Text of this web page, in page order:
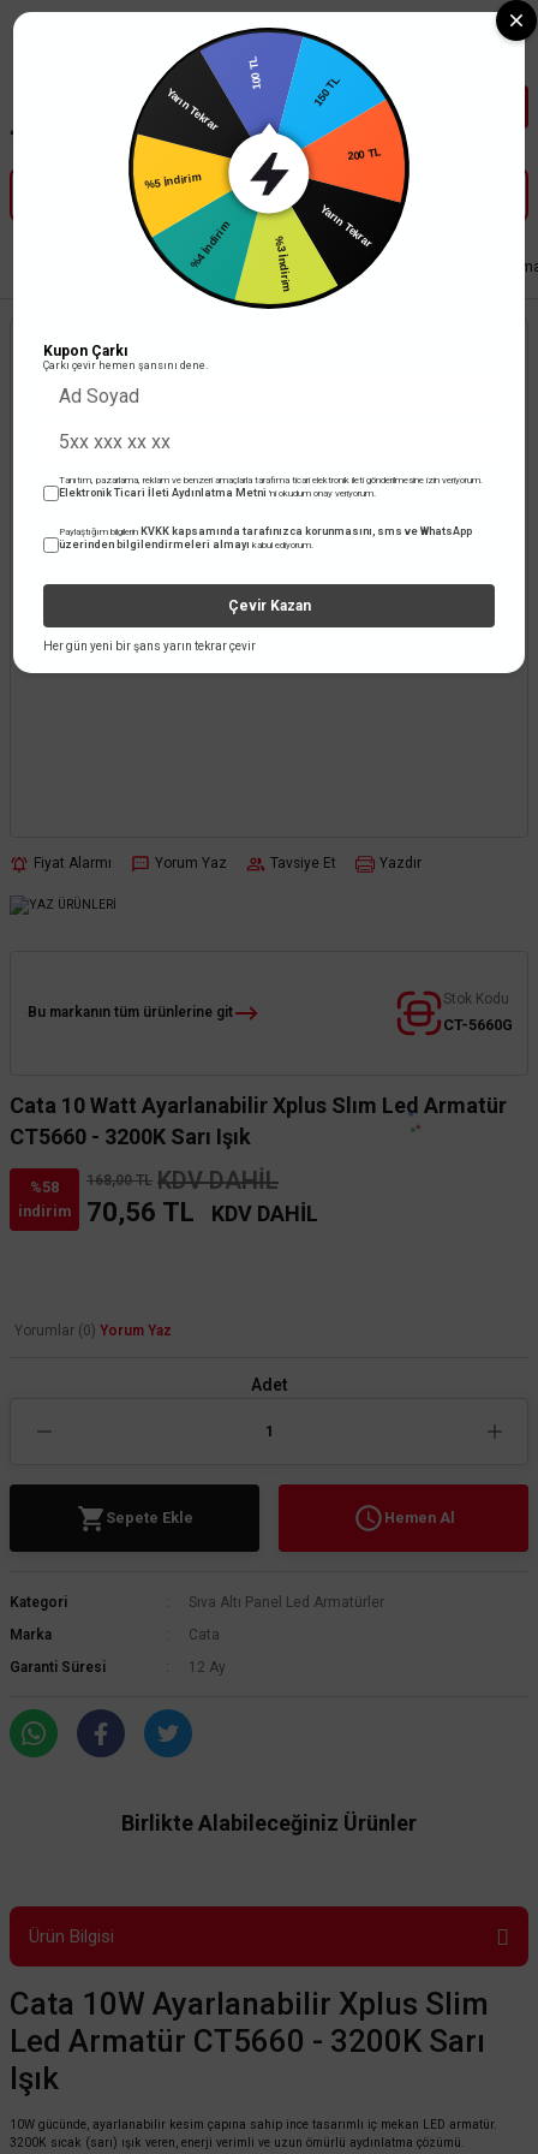
Tüm Banka Kartlarına Vade Farksız 3-5 Taksit Fırsatı Mailorder ile
Led Aydınlatma İç Mekan Aydınlatma Sıva Altı Panel Led
Fiyat Alarmı Yorum Yaz Tavsiye Et Yazdır
Bu markanın tüm ürünlerine git
Stok Kodu
CT-5660G
Cata 10 Watt Ayarlanabilir Xplus Slım Led Armatür
CT5660 - 3200K Sarı Işık
%58
indirim
168,00 TL KDV DAHİL
70,56 TL KDV DAHİL
Yorumlar (0) Yorum Yaz
Adet
Sepete Ekle Hemen Al
Kategori
Sıva Altı Panel Led Armatürler
Marka
Cata
Garanti Süresi
12 Ay
Birlikte Alabileceğiniz Ürünler
Ürün Bilgisi
Cata 10W Ayarlanabilir Xplus Slim
Led Armatür CT5660 - 3200K Sarı
Işık
10W gücünde, ayarlanabilir kesim çapına sahip ince tasarımlı iç mekan LED armatür.
3200K sıcak (sarı) ışık veren, enerji verimli ve uzun ömürlü aydınlatma çözümü.
100 TL 150 TL
200 TL
Yarın Tekrar
%3 İndirim
%4 İndirim
%5 İndirim
Yarın Tekrar
Kupon Çarkı
Çarkı çevir hemen şansını dene.
Tanıtım, pazarlama, reklam ve benzeri amaçlarla tarafıma ticari elektronik ileti gönderilmesine izin veriyorum.
Elektronik Ticari İleti Aydınlatma Metni 'ni okudum onay veriyorum.
Paylaştığım bilgilerin KVKK kapsamında tarafınızca korunmasını, sms ve WhatsApp
üzerinden bilgilendirmeleri almayı kabul ediyorum.
Çevir Kazan
Her gün yeni bir şans yarın tekrar çevir